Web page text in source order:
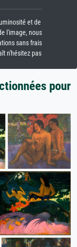
et de
l'image, nous
sans frais
n'hésitez pas
pour